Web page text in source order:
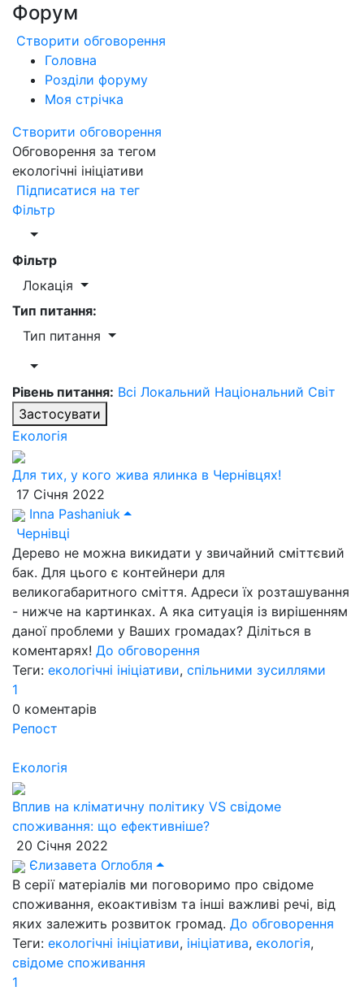
Форум
Створити обговорення
Головна
Розділи форуму
Моя стрічка
Створити обговорення
Обговорення за тегом
екологічні ініціативи
Підписатися на тег
Фільтр
Фільтр
Локація
Тип питання:
Тип питання
Рівень питання: Всі Локальний Національний Світ
Застосувати
Екологія
Для тих, у кого жива ялинка в Чернівцях!
17 Січня 2022
Inna Pashaniuk
Чернівці
Дерево не можна викидати у звичайний сміттєвий
бак. Для цього є контейнери для
великогабаритного сміття. Адреси їх розташування
- нижче на картинках. А яка ситуація із вирішенням
даної проблеми у Ваших громадах? Діліться в
коментарях! До обговорення
Теги: екологічні ініціативи, спільними зусиллями
1
0 коментарів
Репост
Екологія
Вплив на кліматичну політику VS свідоме
споживання: що ефективніше?
20 Січня 2022
Єлизавета Оглобля
В серії матеріалів ми поговоримо про свідоме
споживання, екоактивізм та інші важливі речі, від
яких залежить розвиток громад. До обговорення
Теги: екологічні ініціативи, ініціатива, екологія,
свідоме споживання
1